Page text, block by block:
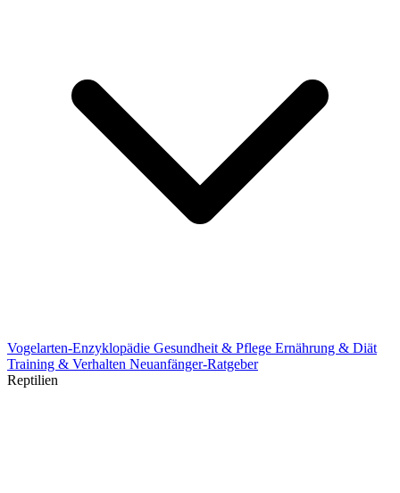
Vogelarten-Enzyklopädie Gesundheit & Pflege Ernährung & Diät
Training & Verhalten Neuanfänger-Ratgeber
Reptilien